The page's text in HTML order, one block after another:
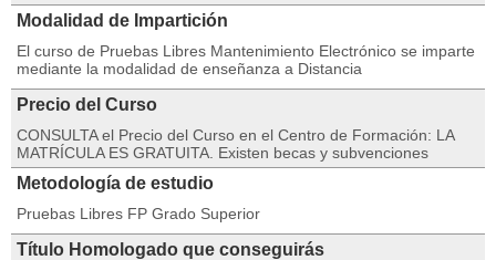
Modalidad de Impartición
El curso de Pruebas Libres Mantenimiento Electrónico se imparte
mediante la modalidad de enseñanza a Distancia
Precio del Curso
CONSULTA el Precio del Curso en el Centro de Formación: LA
MATRÍCULA ES GRATUITA. Existen becas y subvenciones
Metodología de estudio
Pruebas Libres FP Grado Superior
Título Homologado que conseguirás